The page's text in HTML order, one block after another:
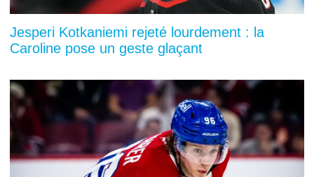
Jesperi Kotkaniemi rejeté lourdement : la
Caroline pose un geste glaçant